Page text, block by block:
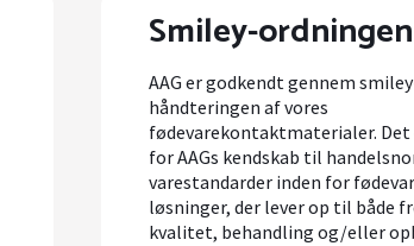
Smiley-ordningen
AAG er godkendt gennem
håndteringen af vores
fødevarekontaktmaterialer.
for AAGs kendskab til
varestandarder inden for
løsninger, der lever op til både
kvalitet, behandling og/eller